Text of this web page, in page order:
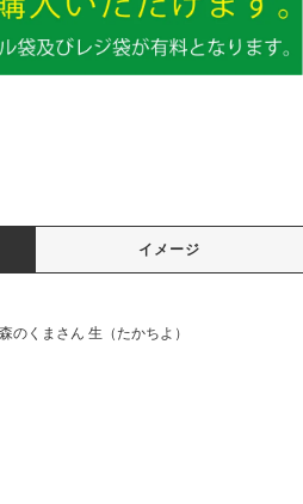
イメージ
のくまさん 生（たかちよ）